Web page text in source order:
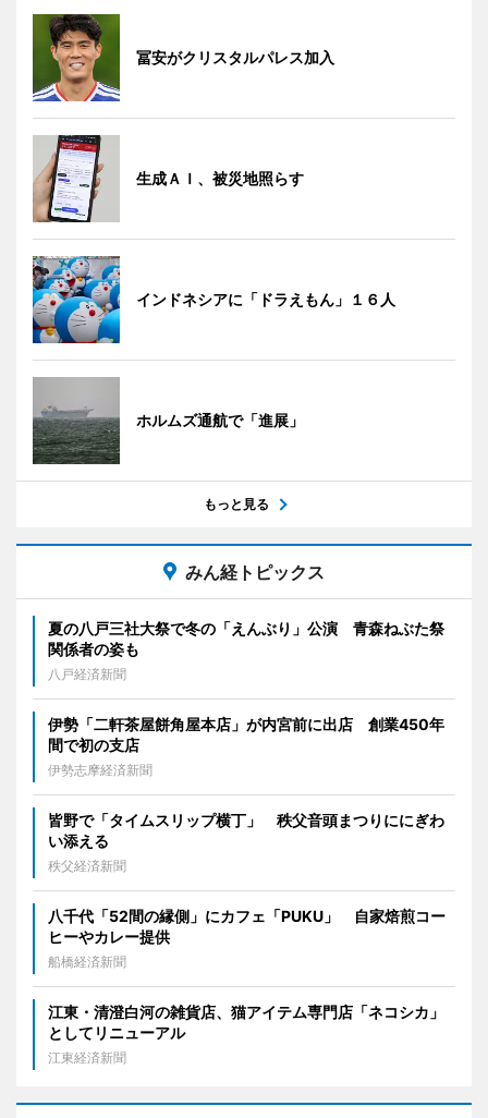
冨安がクリスタルパレス加入
生成ＡＩ、被災地照らす
インドネシアに「ドラえもん」１６人
ホルムズ通航で「進展」
もっと見る
みん経トピックス
夏の八戸三社大祭で冬の「えんぶり」公演 青森ねぶた祭
関係者の姿も
八戸経済新聞
伊勢「二軒茶屋餅角屋本店」が内宮前に出店 創業450年
間で初の支店
伊勢志摩経済新聞
皆野で「タイムスリップ横丁」 秩父音頭まつりににぎわ
い添える
秩父経済新聞
八千代「52間の縁側」にカフェ「PUKU」 自家焙煎コー
ヒーやカレー提供
船橋経済新聞
江東・清澄白河の雑貨店、猫アイテム専門店「ネコシカ」
としてリニューアル
江東経済新聞